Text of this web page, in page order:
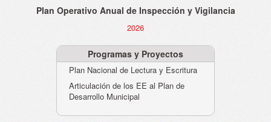
Plan Operativo Anual de Inspección y Vigilancia
2026
Programas y Proyectos
Plan Nacional de Lectura y Escritura
Articulación de los EE al Plan de
Desarrollo Municipal